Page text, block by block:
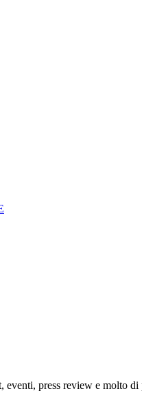
press review e molto di